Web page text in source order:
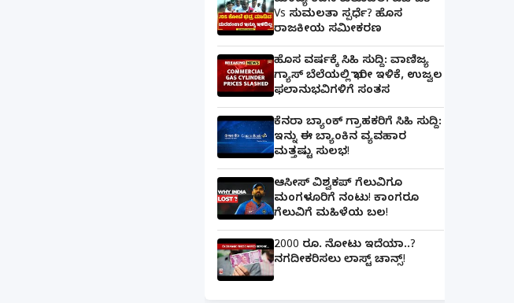
Vs ಸುಮಲತಾ ಸ್ಪರ್ಧೆ? ಹೊಸ
ರಾಜಕೀಯ ಸಮೀಕರಣ
ಹೊಸ ವರ್ಷಕ್ಕೆ ಸಿಹಿ ಸುದ್ದಿ: ವಾಣಿಜ್ಯ
ಗ್ಯಾಸ್‌ ಬೆಲೆಯಲ್ಲಿ ಭಾರೀ ಇಳಿಕೆ, ಉಜ್ವಲ
ಫಲಾನುಭವಿಗಳಿಗೆ ಸಂತಸ
ಕೆನರಾ ಬ್ಯಾಂಕ್‌ ಗ್ರಾಹಕರಿಗೆ ಸಿಹಿ ಸುದ್ದಿ:
ಇನ್ನು ಈ ಬ್ಯಾಂಕಿನ ವ್ಯವಹಾರ
ಮತ್ತಷ್ಟು ಸುಲಭ!
ಆಸೀಸ್ ವಿಶ್ವಕಪ್ ಗೆಲುವಿಗೂ
ಮಂಗಳೂರಿಗೆ ನಂಟು! ಕಾಂಗರೂ
ಗೆಲುವಿಗೆ ಮಹಿಳೆಯ ಬಲ!
2000 ರೂ. ನೋಟು ಇದೆಯಾ..?
ನಗದೀಕರಿಸಲು ಲಾಸ್ಟ್‌ ಚಾನ್ಸ್‌!